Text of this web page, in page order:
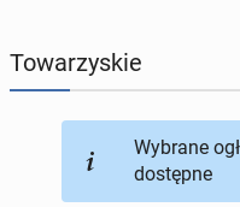
KUPIĘ & SPRZEDAM
Towarzyskie
Wybrane
dostępne